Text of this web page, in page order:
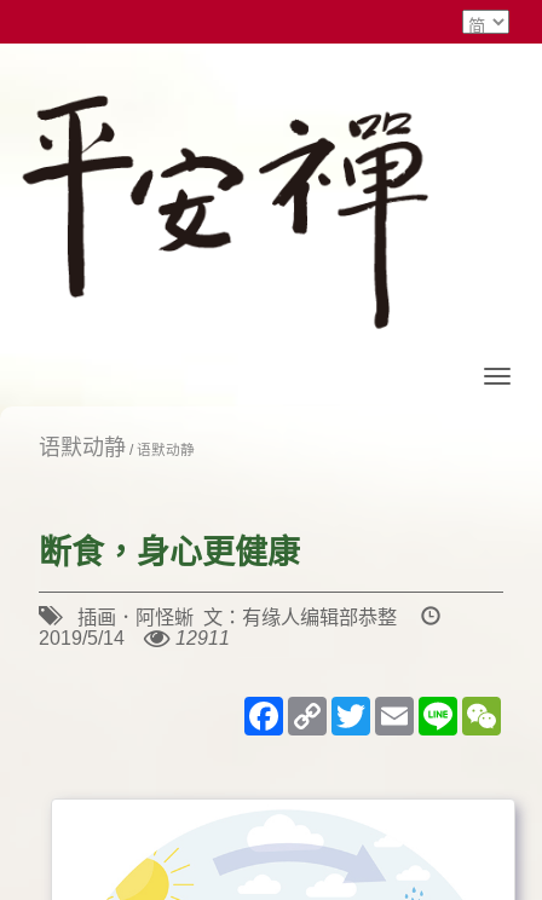
语默动静/语默动静
断食，身心更健康
插画．阿怪蜥 文：有缘人编辑部恭整
2019/5/14
12911
Facebook
Copy
Link
TwitterEmailLine